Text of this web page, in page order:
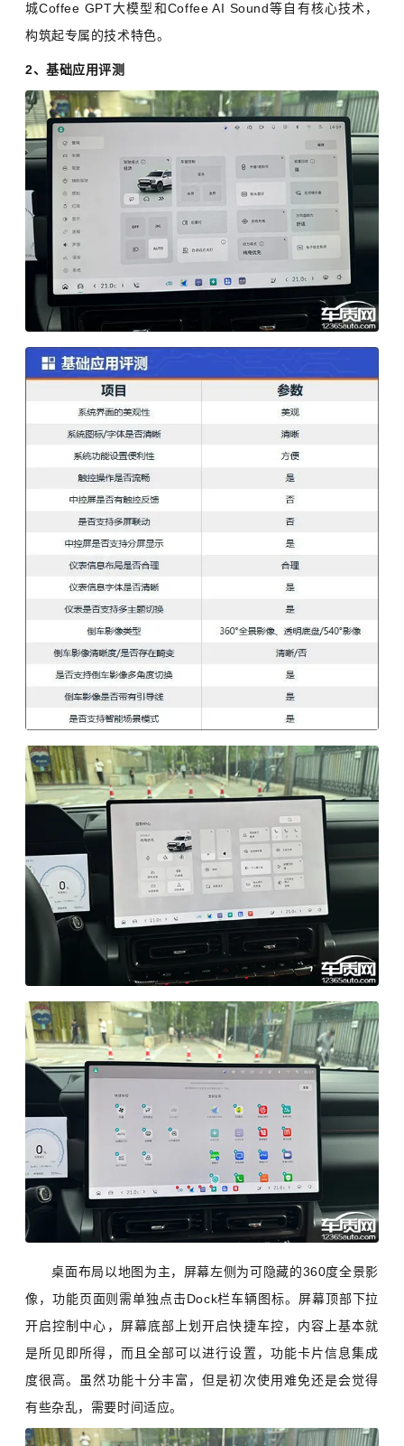
城Coffee GPT大模型和Coffee AI Sound等自有核心技术，
构筑起专属的技术特色。
2、基础应用评测
桌面布局以地图为主，屏幕左侧为可隐藏的360度全景影
像，功能页面则需单独点击Dock栏车辆图标。屏幕顶部下拉
开启控制中心，屏幕底部上划开启快捷车控，内容上基本就
是所见即所得，而且全部可以进行设置，功能卡片信息集成
度很高。虽然功能十分丰富，但是初次使用难免还是会觉得
有些杂乱，需要时间适应。